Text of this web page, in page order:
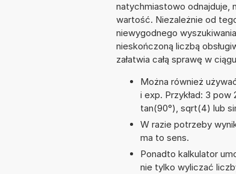
natychmiastowo odnajduje,
wartość. Niezależnie od
niewygodnego
nieskończoną liczbą
załatwia całą sprawę w
Można również
i exp. Przykład: 3
tan(90°), sqrt(4) lub
W razie potrzeby
ma to sens.
Ponadto kalkulator
nie tylko wyliczać